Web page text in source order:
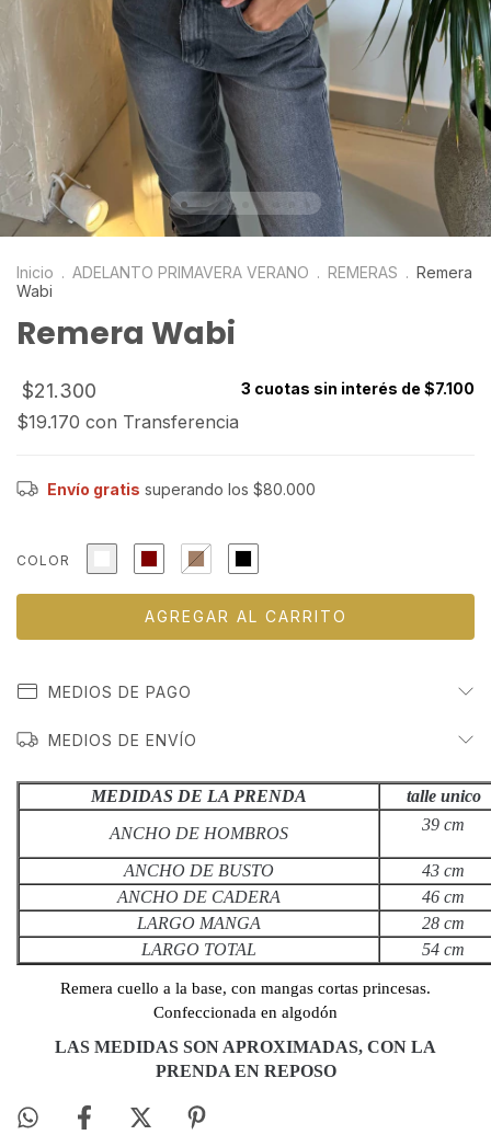
Inicio . ADELANTO PRIMAVERA VERANO . REMERAS . Remera
Wabi
Remera Wabi
$21.300 3 cuotas sin interés de $7.100
$19.170 con Transferencia
Envío gratis superando los $80.000
COLOR
MEDIOS DE PAGO
MEDIOS DE ENVÍO
MEDIDAS DE LA PRENDA
talle unico
ANCHO DE HOMBROS
39 cm
ANCHO DE BUSTO
43 cm
ANCHO DE CADERA
46 cm
LARGO MANGA
28 cm
LARGO TOTAL
54 cm
Remera cuello a la base, con mangas cortas princesas.
Confeccionada en algodón
LAS MEDIDAS SON APROXIMADAS, CON LA
PRENDA EN REPOSO